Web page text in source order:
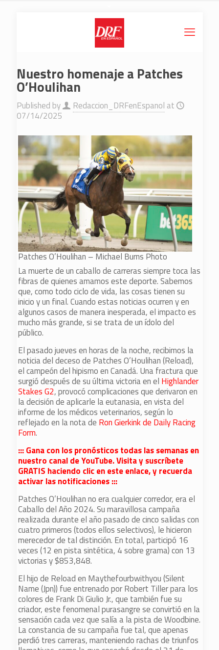
Nuestro homenaje a Patches
O’Houlihan
Published by Redaccion_DRFenEspanol at
07/14/2025
Patches O’Houlihan – Michael Burns Photo
La muerte de un caballo de carreras siempre toca las
fibras de quienes amamos este deporte. Sabemos
que, como todo ciclo de vida, las cosas tienen su
inicio y un final. Cuando estas noticias ocurren y en
algunos casos de manera inesperada, el impacto es
mucho más grande, si se trata de un ídolo del
público.
El pasado jueves en horas de la noche, recibimos la
noticia del deceso de Patches O’Houlihan (Reload),
el campeón del hipismo en Canadá. Una fractura que
surgió después de su última victoria en el Highlander
Stakes G2, provocó complicaciones que derivaron en
la decisión de aplicarle la eutanasia, en vista del
informe de los médicos veterinarios, según lo
reflejado en la nota de Ron Gierkink de Daily Racing
Form.
::: Gana con los pronósticos todas las semanas en
nuestro canal de YouTube. Visita y suscríbete
GRATIS haciendo clic en este enlace, y recuerda
activar las notificaciones :::
Patches O’Houlihan no era cualquier corredor, era el
Caballo del Año 2024. Su maravillosa campaña
realizada durante el año pasado de cinco salidas con
cuatro primeros (todos ellos selectivos), le hicieron
merecedor de tal distinción. En total, participó 16
veces (12 en pista sintética, 4 sobre grama) con 13
victorias y $853,848.
El hijo de Reload en Maythefourbwithyou (Silent
Name (Jpn)) fue entrenado por Robert Tiller para los
colores de Frank Di Giulio Jr., que también fue su
criador, este fenomenal purasangre se convirtió en la
sensación cada vez que salía a la pista de Woodbine.
La constancia de su campaña fue tal, que apenas
perdió tres carreras, manteniendo rachas de triunfos